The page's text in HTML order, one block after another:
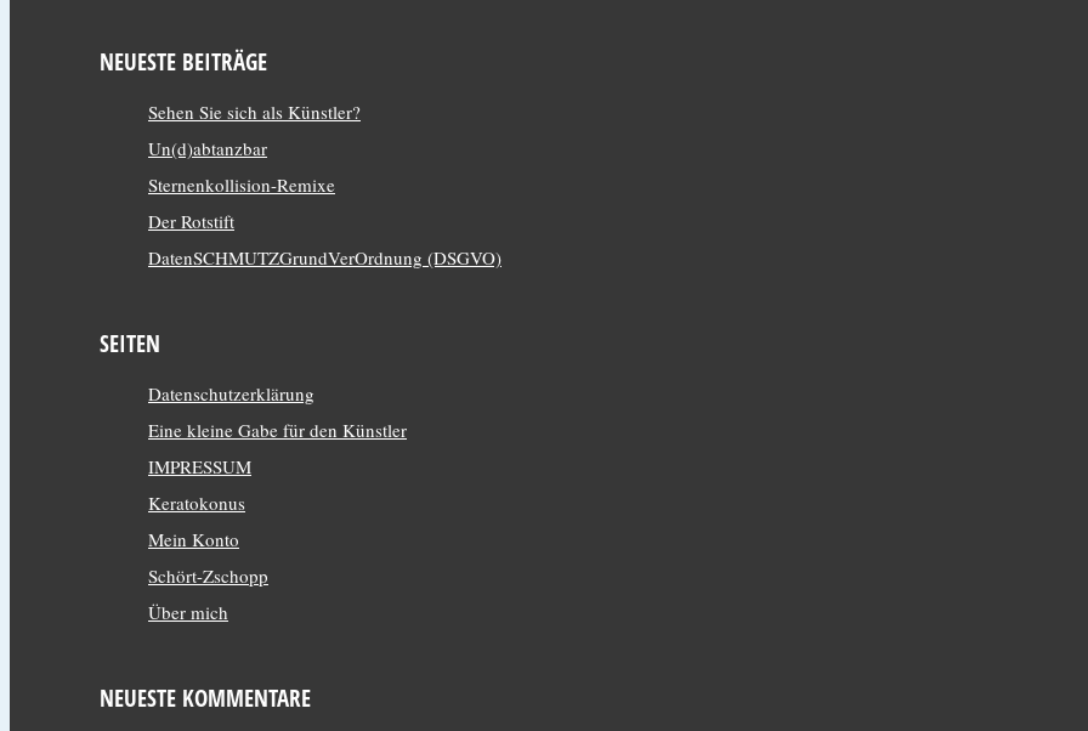
NEUESTE BEITRÄGE
Sehen Sie sich als Künstler?
Un(d)abtanzbar
Sternenkollision-Remixe
Der Rotstift
DatenSCHMUTZGrundVerOrdnung (DSGVO)
SEITEN
Datenschutzerklärung
Eine kleine Gabe für den Künstler
IMPRESSUM
Keratokonus
Mein Konto
Schört-Zschopp
Über mich
NEUESTE KOMMENTARE